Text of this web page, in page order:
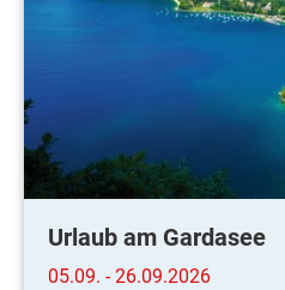
Urlaub am Gardasee
05.09. - 26.09.2026